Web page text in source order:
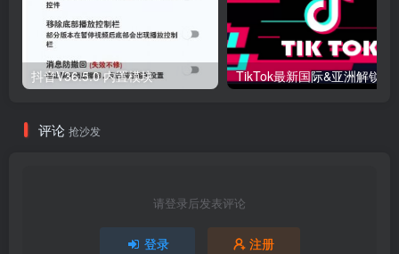
抖音V36.5.0 内置模块
评论 抢沙发
请登录后发表评论
登录 注册